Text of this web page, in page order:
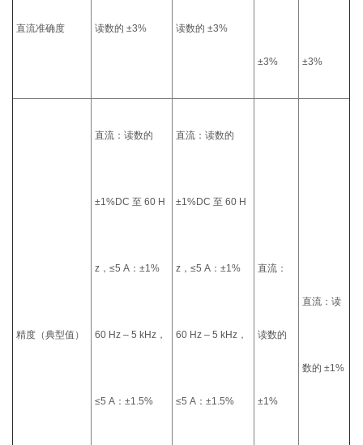
直流准确度 读数的 ±3% 读数的 ±3%
±3% ±3%
精度（典型值）
直流：读数的
±1%DC 至 60 H
z，≤5 A：±1%
60 Hz – 5 kHz，
≤5 A：±1.5%
直流：读数的
±1%DC 至 60 H
z，≤5 A：±1%
60 Hz – 5 kHz，
≤5 A：±1.5%
直流：
读数的
±1%
直流：读
数的 ±1%